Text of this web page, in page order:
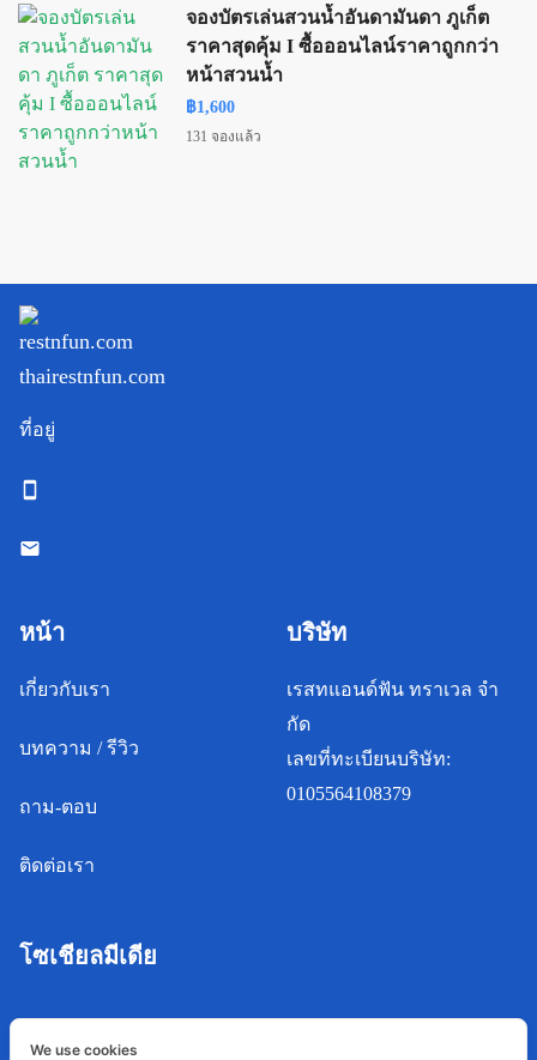
จองบัตรเล่นสวนน้ำอันดามันดา ภูเก็ต
ราคาสุดคุ้ม I ซื้อออนไลน์ราคาถูกกว่า
หน้าสวนน้ำ
฿1,600
131 จองแล้ว
ที่อยู่
หน้า
เกี่ยวกับเรา
บทความ / รีวิว
ถาม-ตอบ
ติดต่อเรา
บริษัท
เรสทแอนด์ฟัน ทราเวล จํา
กัด
เลขที่ทะเบียนบริษัท:
0105564108379
โซเชียลมีเดีย
We use cookies